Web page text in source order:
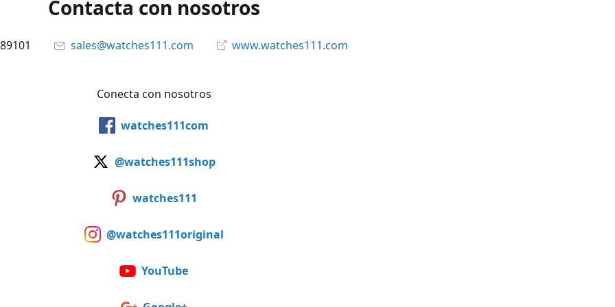
Contacta con nosotros
sales@watches111.com www.watches111.com
Conecta con nosotros
watches111com
@watches111shop
watches111
@watches111original
YouTube